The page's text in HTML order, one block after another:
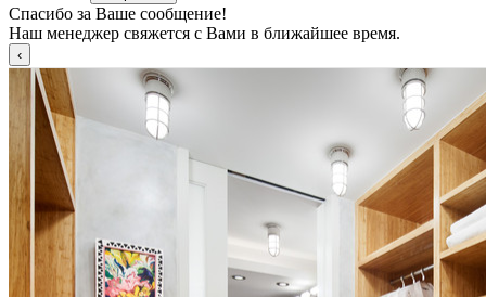
Спасибо за Ваше сообщение!
Наш менеджер свяжется с Вами в ближайшее время.